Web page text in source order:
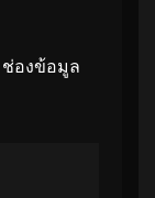
ช่องข้อมูล